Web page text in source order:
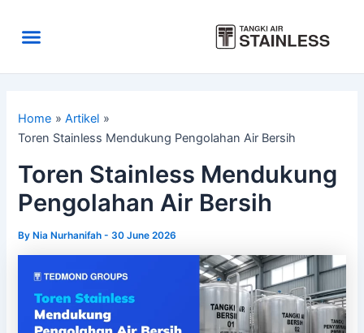
contentMenu
Home
Artikel
Toren Stainless Mendukung Pengolahan Air Bersih
Toren Stainless Mendukung
Pengolahan Air Bersih
ByNia Nurhanifah-30 June 2026